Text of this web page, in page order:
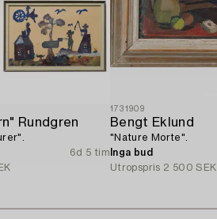
Rundgren
6d 5 tim
1731909
Bengt Eklund
"Nature Morte".
Inga bud
Utropspris 2 500 SEK